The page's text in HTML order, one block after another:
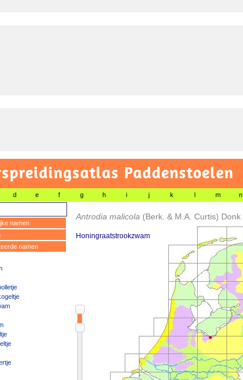
Paddenstoelen
d e f g h i j k l m n
namen
namen
Antrodia malicola (Berk. & M.A. Curtis) Donk
Honingraatstrookzwam